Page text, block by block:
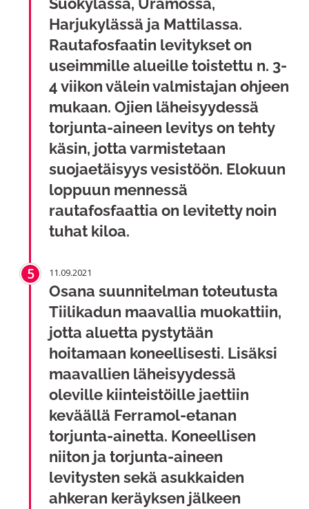
Harjukylässä ja Mattilassa.
Rautafosfaatin levitykset on
useimmille alueille toistettu n. 3-
4 viikon välein valmistajan ohjeen
mukaan. Ojien läheisyydessä
torjunta-aineen levitys on tehty
käsin, jotta varmistetaan
suojaetäisyys vesistöön. Elokuun
loppuun mennessä
rautafosfaattia on levitetty noin
tuhat kiloa.
5 11.09.2021
Osana suunnitelman toteutusta
Tiilikadun maavallia muokattiin,
jotta aluetta pystytään
hoitamaan koneellisesti. Lisäksi
maavallien läheisyydessä
oleville kiinteistöille jaettiin
keväällä Ferramol-etanan
torjunta-ainetta. Koneellisen
niiton ja torjunta-aineen
levitysten sekä asukkaiden
ahkeran keräyksen jälkeen